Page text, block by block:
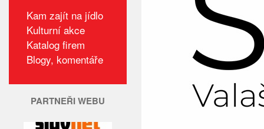
Kam zajít na jídlo
Kulturní akce
Katalog firem
Blogy, komentáře
PARTNEŘI WEBU